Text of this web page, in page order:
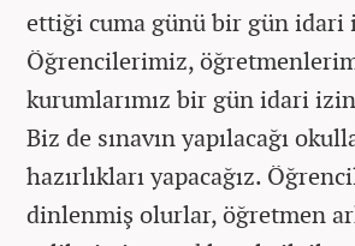
ettiği cuma günü bir gün idari
Öğrencilerimiz,
kurumlarımız bir gün idari
Biz de sınavın yapılacağı
hazırlıkları yapacağız.
dinlenmiş olurlar, öğretmen